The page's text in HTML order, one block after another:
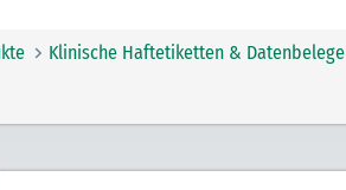
Klinische Haftetiketten & Datenbelege